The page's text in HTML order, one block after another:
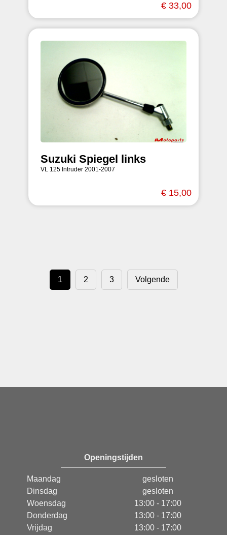
€ 33,00
Suzuki Spiegel links
VL 125 Intruder 2001-2007
€ 15,00
1 2 3 Volgende
Openingstijden
Maandag
gesloten
Dinsdag
gesloten
Woensdag
13:00 - 17:00
Donderdag
13:00 - 17:00
Vrijdag
13:00 - 17:00